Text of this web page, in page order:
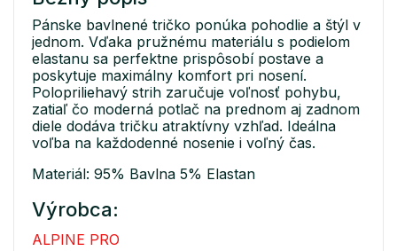
Pánske bavlnené tričko ponúka pohodlie a štýl v
jednom. Vďaka pružnému materiálu s podielom
elastanu sa perfektne prispôsobí postave a
poskytuje maximálny komfort pri nosení.
Polopriliehavý strih zaručuje voľnosť pohybu,
zatiaľ čo moderná potlač na prednom aj zadnom
diele dodáva tričku atraktívny vzhľad. Ideálna
voľba na každodenné nosenie i voľný čas.
Materiál: 95% Bavlna 5% Elastan
Výrobca:
ALPINE PRO